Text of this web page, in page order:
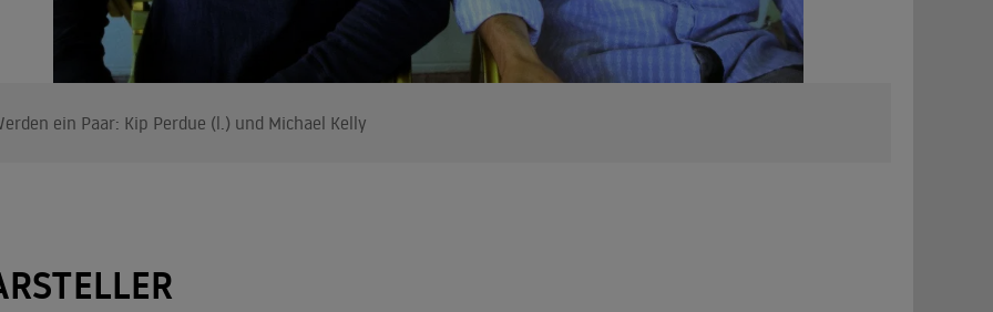
ein Paar: Kip Perdue (l.) und Michael Kelly